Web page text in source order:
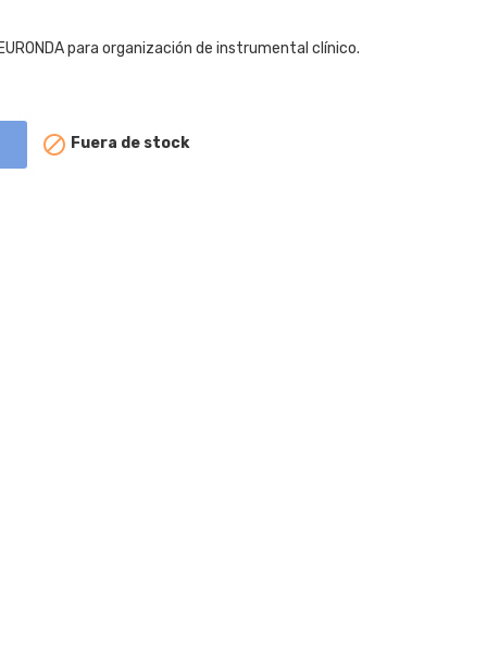
para organización de instrumental clínico.
 Fuera de stock